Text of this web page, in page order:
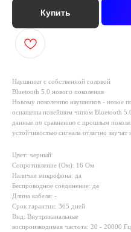
Купить
Наушники с собственной головой
Bluetooth 5.0 нового поколения
Новому поколению наушников - новое
оснащены новейшим чипом Bluetooth
данные по сравнению с прошлым
устойчивостью сигнала отлично звучат
Цвет: черный
Сопротивление (Ом): 16 Ом
Наличие микрофона: да
Беспроводное соединение: да
Длина кабеля: -
Срок гарантии: 365 дней
Вид: Внутриканальные
воспроизводимая частота: 20 - 20000 Гц